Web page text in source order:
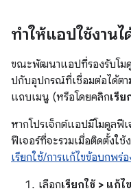
ทําให้แอปใช้งานไ
ขณะพัฒนาแอปที่รองรับโม
ปกับอุปกรณ์ที่เชื่อมต่อได้ตา
แถบเมนู (หรือโดยคลิกเรีย
หากโปรเจ็กต์แอปมีโมดูลฟี
ฟีเจอร์ที่จะรวมเมื่อติดตั้งใ
เรียกใช้/การแก้ไขข้อบกพร่อ
เลือกเรียกใช้ > แก้